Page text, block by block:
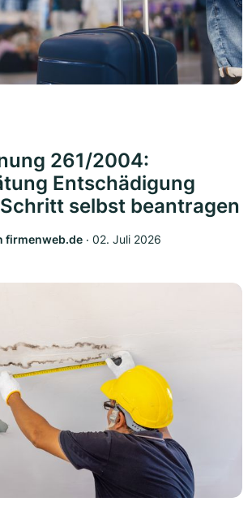
261/2004:
Entschädigung
selbst beantragen
firmenweb.de ‧ 02. Juli 2026